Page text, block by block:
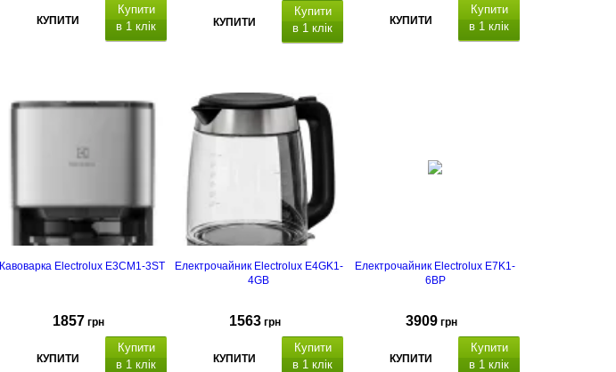
КУПИТИ
Купити
в 1 клік
КУПИТИ
Купити
в 1 клік
КУПИТИ
Купити
в 1 клік
Кавоварка Electrolux E3CM1-3ST
1857 грн
КУПИТИ
Купити
в 1 клік
Електрочайник Electrolux E4GK1-
4GB
1563 грн
КУПИТИ
Купити
в 1 клік
Електрочайник Electrolux E7K1-
6BP
3909 грн
КУПИТИ
Купити
в 1 клік